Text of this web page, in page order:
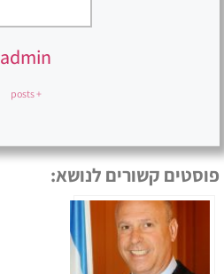
admin
+ posts
פוסטים קשורים לנושא: